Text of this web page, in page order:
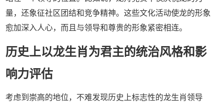
量，还象征社区团结和竞争精神。这些文化活动使龙的形象
愈加深入人心，而且与领导和尊贵的形象紧密相连。
历史上以龙生肖为君主的统治风格和影
响力评估
考虑到崇高的地位，不难发现历史上标志性的龙生肖领导